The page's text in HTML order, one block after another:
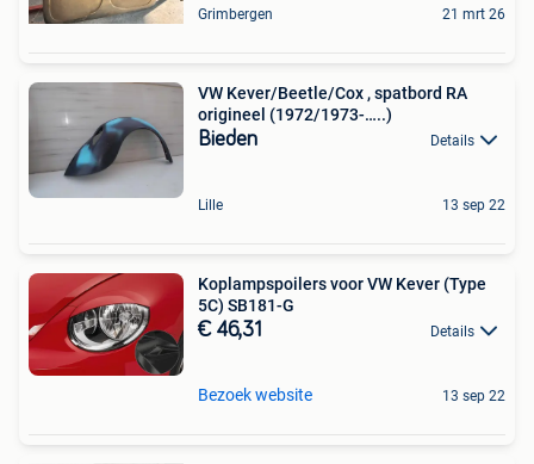
Grimbergen 21 mrt 26
VW Kever/Beetle/Cox , spatbord RA
origineel (1972/1973-…..)
Bieden Details
Lille 13 sep 22
Koplampspoilers voor VW Kever (Type
5C) SB181-G
€ 46,31 Details
Bezoek website 13 sep 22